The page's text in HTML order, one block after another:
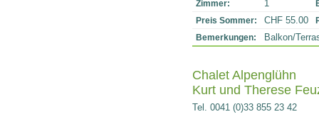
Zimmer: 1
Preis Sommer:
CHF 55.00
Bemerkungen:
Balkon/
Chalet Alpenglühn
Kurt und Therese
Tel. 0041 (0)33 855 23 42